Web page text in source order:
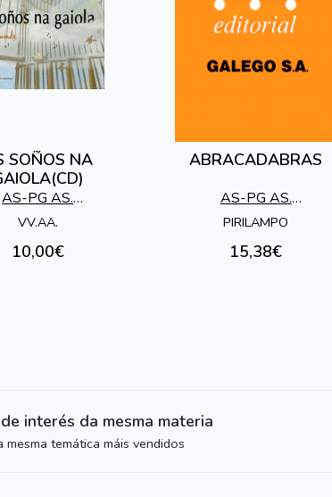
SOÑOS NA
AS-PG AS.
GALEGA
VV.AA.
10,00€
ABRACADABRAS
AS-PG AS.
SOCIOPEDAGOXICA
GALEGA
PIRILAMPO
15,38€
interés da mesma materia
mesma temática máis vendidos